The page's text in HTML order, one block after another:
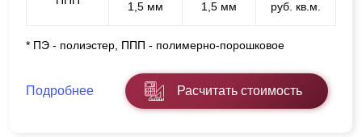
1,5 мм
1,5 мм
руб. кв.м.
* ПЭ - полиэстер, ППП - полимерно-порошковое
Подробнее Расчитать стоимость